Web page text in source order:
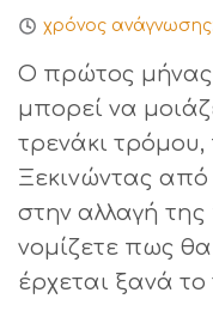
χρόνος ανάγνωσης:
Ο πρώτος
μπορεί να
τρενάκι
Ξεκινώντας
στην αλλαγή
νομίζετε πως
έρχεται ξανά